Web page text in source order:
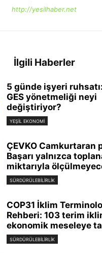
http://yesilhaber.net
İlgili Haberler
5 günde işyeri
GES yönetmeliği neyi
değiştiriyor?
YEŞIL EKONOMI
ÇEVKO Camkurtaran
Başarı yalnızca
miktarıyla
SÜRDÜRÜLEBILIRLIK
COP31 İklim
Rehberi: 103 terim
ekonomik meseleye
SÜRDÜRÜLEBILIRLIK